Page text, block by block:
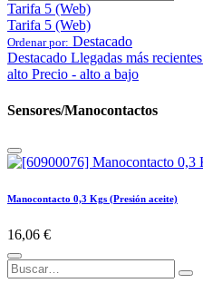
Tarifa 5 (Web)
Tarifa 5 (Web)
Ordenar por: Destacado
Destacado Llegadas más recientes
alto Precio - alto a bajo
Sensores/Manocontactos
Manocontacto 0,3 Kgs (Presión aceite)
16,06 €